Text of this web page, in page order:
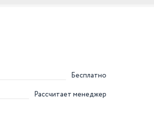
Бесплатно
Рассчитает менеджер